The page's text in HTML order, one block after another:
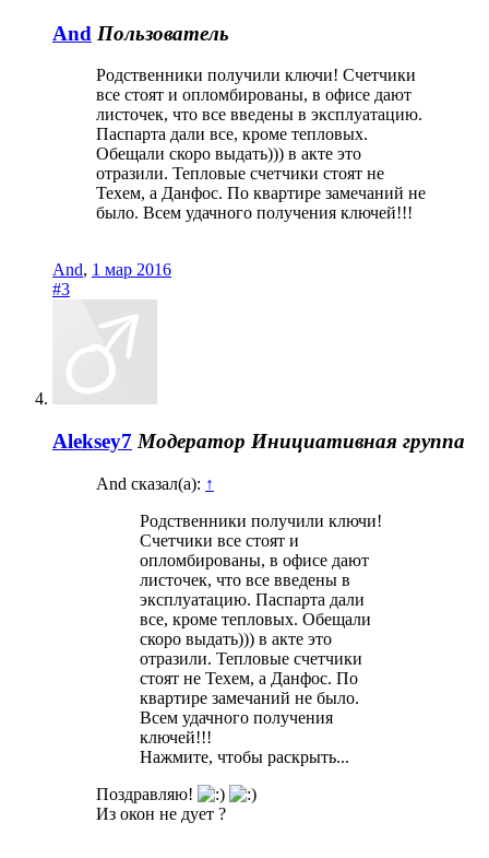
And Пользователь
Родственники получили ключи! Счетчики
все стоят и опломбированы, в офисе дают
листочек, что все введены в эксплуатацию.
Паспарта дали все, кроме тепловых.
Обещали скоро выдать))) в акте это
отразили. Тепловые счетчики стоят не
Техем, а Данфос. По квартире замечаний не
было. Всем удачного получения ключей!!!
And, 1 мар 2016
#3
Aleksey7 Модератор Инициативная группа
And сказал(а): ↑
Родственники получили ключи!
Счетчики все стоят и
опломбированы, в офисе дают
листочек, что все введены в
эксплуатацию. Паспарта дали
все, кроме тепловых. Обещали
скоро выдать))) в акте это
отразили. Тепловые счетчики
стоят не Техем, а Данфос. По
квартире замечаний не было.
Всем удачного получения
ключей!!!
Нажмите, чтобы раскрыть...
Поздравляю!
Из окон не дует ?